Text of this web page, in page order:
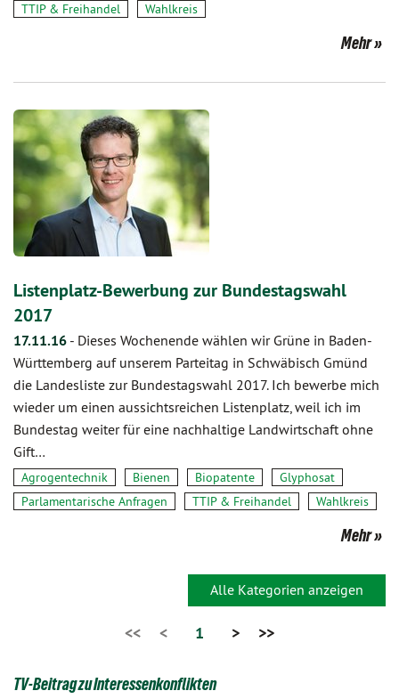
TTIP & Freihandel
Wahlkreis
Mehr
Listenplatz-Bewerbung zur Bundestagswahl
2017
17.11.16 - Dieses Wochenende wählen wir Grüne in Baden-
Württemberg auf unserem Parteitag in Schwäbisch Gmünd
die Landesliste zur Bundestagswahl 2017. Ich bewerbe mich
wieder um einen aussichtsreichen Listenplatz, weil ich im
Bundestag weiter für eine nachhaltige Landwirtschaft ohne
Gift…
Agrogentechnik Bienen Biopatente
Glyphosat
Parlamentarische Anfragen
TTIP & Freihandel Wahlkreis
Mehr
Alle Kategorien anzeigen
<< < 1 > >>
TV-Beitrag zu Interessenkonflikten